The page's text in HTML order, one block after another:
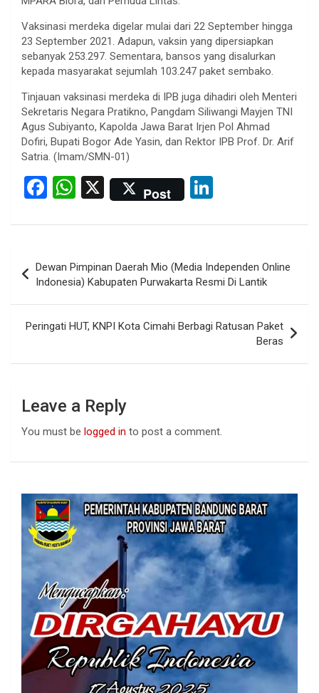
Vaksinasi merdeka digelar mulai dari 22 September hingga
23 September 2021. Adapun, vaksin yang dipersiapkan
sebanyak 253.297. Sementara, bansos yang disalurkan
kepada masyarakat sejumlah 103.247 paket sembako.
Tinjauan vaksinasi merdeka di IPB juga dihadiri oleh Menteri
Sekretaris Negara Pratikno, Pangdam Siliwangi Mayjen TNI
Agus Subiyanto, Kapolda Jawa Barat Irjen Pol Ahmad
Dofiri, Bupati Bogor Ade Yasin, dan Rektor IPB Prof. Dr. Arif
Satria. (Imam/SMN-01)
F
ce
o
o
k
W
at
s
A
p
p
X Post
ke
dI
n
navigation
Dewan Pimpinan Daerah Mio (Media Independen Online
Indonesia) Kabupaten Purwakarta Resmi Di Lantik
Peringati HUT, KNPI Kota Cimahi Berbagi Ratusan Paket
Beras
Leave a Reply
You must be logged in to post a comment.